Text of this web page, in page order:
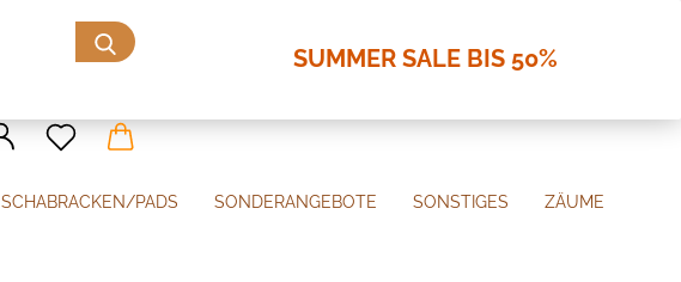
Suche...
SUMMER SALE BIS 50%
SCHABRACKEN/PADS SONDERANGEBOTE SONSTIGES ZÄUME